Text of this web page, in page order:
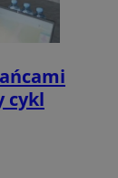
cykl